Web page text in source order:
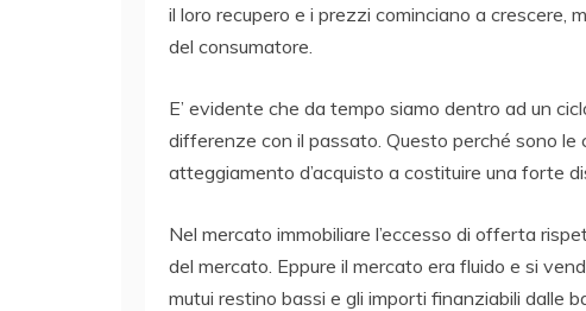
il loro recupero e i prezzi cominciano a crescere,
del consumatore.
E’ evidente che da tempo siamo dentro ad un
differenze con il passato. Questo perché sono
atteggiamento d’acquisto a costituire una forte
Nel mercato immobiliare l’eccesso di offerta
del mercato. Eppure il mercato era fluido e si
mutui restino bassi e gli importi finanziabili dalle